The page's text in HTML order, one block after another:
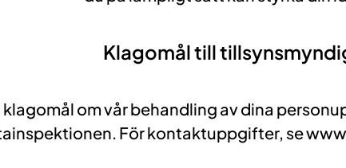
Klagomål till
om vår behandling av dina
För kontaktuppgifter, se